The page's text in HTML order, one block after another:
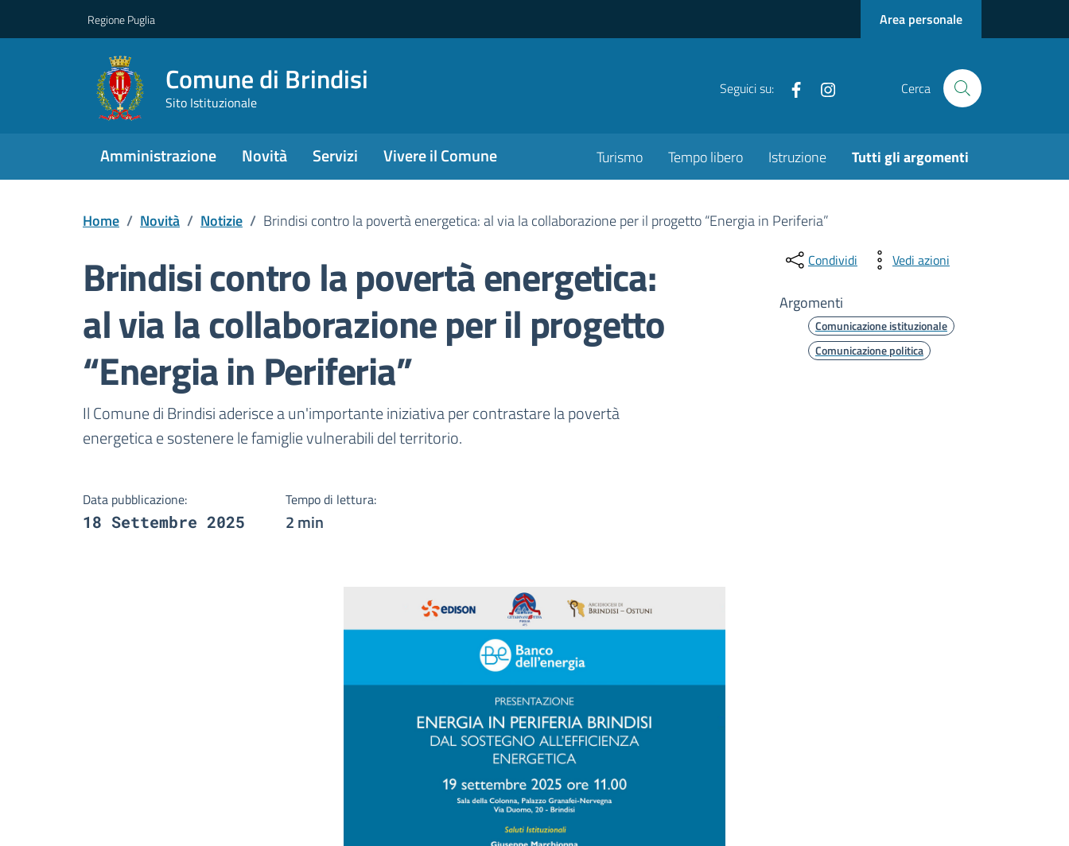
Regione Puglia Area personale
Comune di Brindisi
Sito Istituzionale
Seguici su: FacebookInstagramCerca
Amministrazione Novità Servizi Vivere il Comune Turismo Tempo libero Istruzione Tutti gli argomenti
Home / Novità / Notizie / Brindisi contro la povertà energetica: al via la collaborazione per il progetto “Energia in Periferia”
Brindisi contro la povertà energetica:
al via la collaborazione per il progetto
“Energia in Periferia”
Dettagli della notizia
Il Comune di Brindisi aderisce a un'importante iniziativa per contrastare la povertà
energetica e sostenere le famiglie vulnerabili del territorio.
Data pubblicazione:
18 Settembre 2025
Tempo di lettura:
2 min
Condividi Vedi azioni
Argomenti
Comunicazione istituzionale
Comunicazione politica